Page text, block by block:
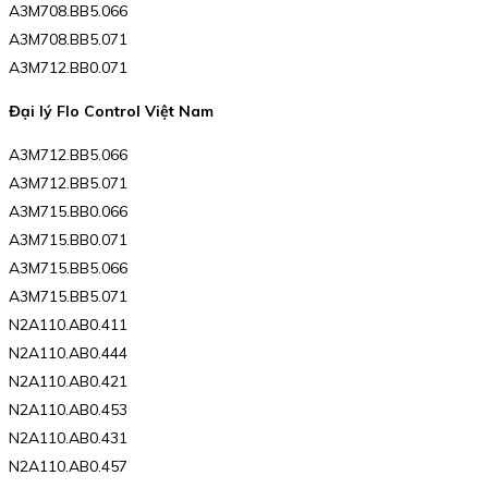
A3M708.BB5.066
A3M708.BB5.071
A3M712.BB0.071
Đại lý Flo Control Việt Nam
A3M712.BB5.066
A3M712.BB5.071
A3M715.BB0.066
A3M715.BB0.071
A3M715.BB5.066
A3M715.BB5.071
N2A110.AB0.411
N2A110.AB0.444
N2A110.AB0.421
N2A110.AB0.453
N2A110.AB0.431
N2A110.AB0.457